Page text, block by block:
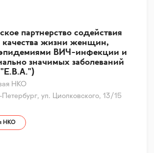
НКО
партнерство содействия
жизни женщин,
эпидемиями ВИЧ-инфекции и
значимых заболеваний
ул. Циолковского, 13/15
НКО